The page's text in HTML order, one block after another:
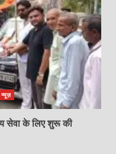
सेवा के लिए शुरू की